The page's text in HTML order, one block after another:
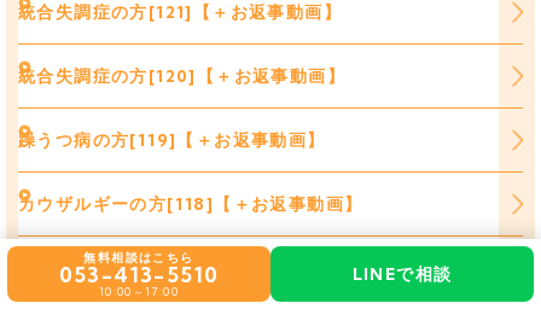
統合失調症の方[121]【＋お返事動画】
統合失調症の方[120]【＋お返事動画】
躁うつ病の方[119]【＋お返事動画】
カウザルギーの方[118]【＋お返事動画】
変形性股関節症の方[117]【＋お返事動画】
無料相談はこちら
053-413-5510
10:00～17:00
LINEで相談